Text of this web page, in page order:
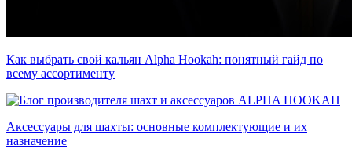
Как выбрать свой кальян Alpha Hookah: понятный гайд по
всему ассортименту
Аксессуары для шахты: основные комплектующие и их
назначение